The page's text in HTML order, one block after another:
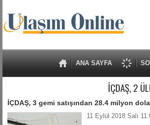
ANA SAYFA
İÇDAŞ, 2
İÇDAŞ, 3 gemi satışından 28.4 milyon
11 Eylül 2018 Salı